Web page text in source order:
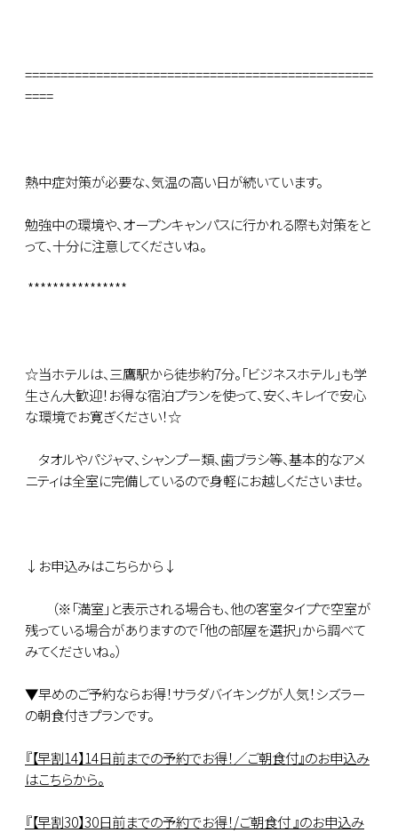
=================================================
====
熱中症対策が必要な、気温の高い日が続いています。
勉強中の環境や、オープンキャンパスに行かれる際も対策をと
って、十分に注意してくださいね。
****************
☆当ホテルは、三鷹駅から徒歩約7分。「ビジネスホテル」も学
生さん大歓迎！お得な宿泊プランを使って、安く、キレイで安心
な環境でお寛ぎください！☆
タオルやパジャマ、シャンプー類、歯ブラシ等、基本的なアメ
ニティは全室に完備しているので身軽にお越しくださいませ。
↓お申込みはこちらから↓
（※「満室」と表示される場合も、他の客室タイプで空室が
残っている場合がありますので「他の部屋を選択」から調べて
みてくださいね。）
▼早めのご予約ならお得！サラダバイキングが人気！シズラー
の朝食付きプランです。
『【早割14】14日前までの予約でお得！／ご朝食付』のお申込み
はこちらから。
『【早割30】30日前までの予約でお得！/ご朝食付 』のお申込み